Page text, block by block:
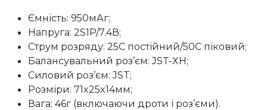
Ємність: 950мАг;
Напруга: 2S1P/7.4В;
Струм розряду: 25C постійний/50C піковий;
Балансувальний роз’єм: JST-XH;
Силовий роз’єм: JST;
Розміри: 71x25x14мм;
Вага: 46г (включаючи дроти і роз’єми).